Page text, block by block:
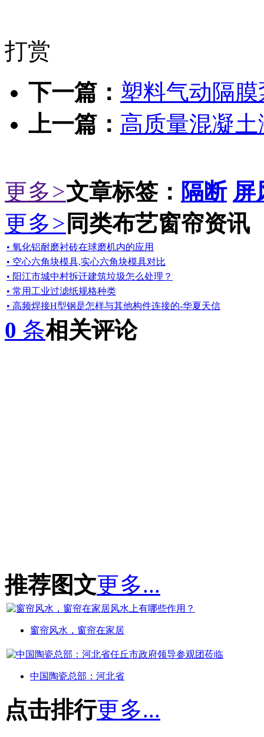
打赏
下一篇： 塑料气动隔
上一篇： 高质量混凝
更多>文章标签： 隔断 屏
更多> 同类布艺窗帘资讯
• 氧化铝耐磨衬砖在球磨机内的应用
• 空心六角块模具,实心六角块模具对比
• 阳江市城中村拆迁建筑垃圾怎么处理？
• 常用工业过滤纸规格种类
• 高频焊接H型钢是怎样与其他构件连接的-华夏天信
0 条相关评论
推荐图文更多...
窗帘风水，窗帘在家居
中国陶瓷总部：河北省
点击排行更多...